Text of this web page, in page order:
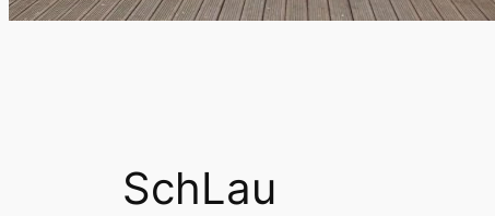
SchLau